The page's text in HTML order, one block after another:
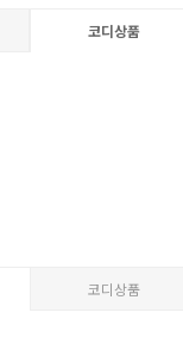
코디상품
코디상품